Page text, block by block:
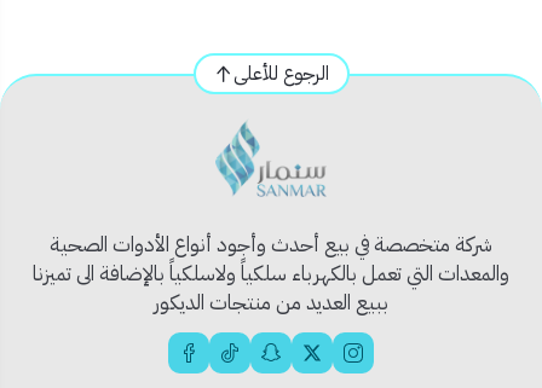
🔁تصميم مقبض عملي– لسهولة الفتح والإغلاق.
قياس عالمي 1/2 بوصة
– متوافق مع معظم
صمام محكم الغلق– يمنع أي تسريب لضمان أقصى
🔩
سهولة التركيب والفك – مثالي للصيانة السريعة.
📦 المحتويات:
الرجوع للأعلى
شركة متخصصة في بيع أحدث وأجود أنواع الأدوات الصحية
والمعدات التي تعمل بالكهرباء سلكياً ولاسلكياً بالإضافة الى تميزنا
ببيع العديد من منتجات الديكور